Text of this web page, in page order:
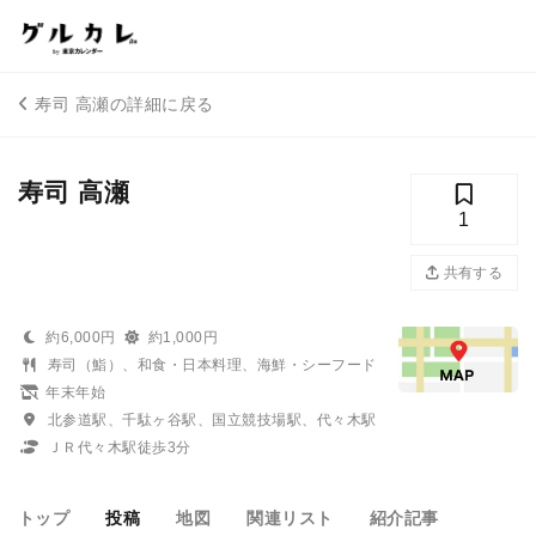
寿司 高瀬の詳細に戻る
寿司 高瀬
1
共有する
約6,000円
約1,000円
寿司（鮨）、和食・日本料理、海鮮・シーフード
年末年始
北参道駅、千駄ヶ谷駅、国立競技場駅、代々木駅
ＪＲ代々木駅徒歩3分
トップ 投稿 地図 関連リスト 紹介記事